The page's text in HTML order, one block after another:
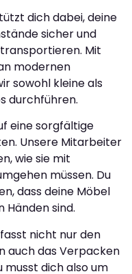
dich dabei, deine
sicher und
Mit
modernen
sowohl kleine als
durchführen.
eine sorgfältige
Unsere Mitarbeiter
wie sie mit
müssen. Du
dass deine Möbel
Händen sind.
nicht nur den
auch das Verpacken
musst dich also um